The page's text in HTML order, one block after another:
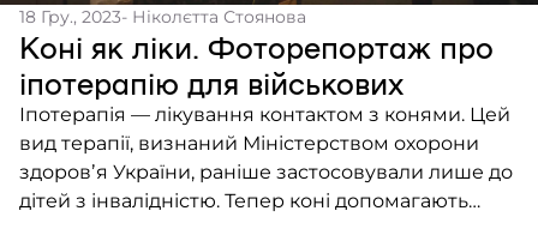
18 Гру., 2023- Ніколєтта Стоянова
Коні як ліки. Фоторепортаж про
іпотерапію для військових
Іпотерапія — лікування контактом з конями. Цей
вид терапії, визнаний Міністерством охорони
здоровʼя України, раніше застосовували лише до
дітей з інвалідністю. Тепер коні допомагають